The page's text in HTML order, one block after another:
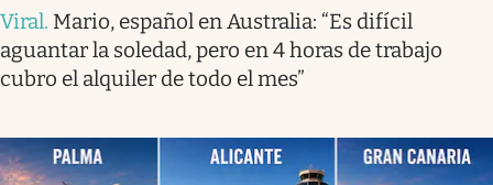
Viral. Mario, español en Australia: “Es difícil
aguantar la soledad, pero en 4 horas de trabajo
cubro el alquiler de todo el mes”